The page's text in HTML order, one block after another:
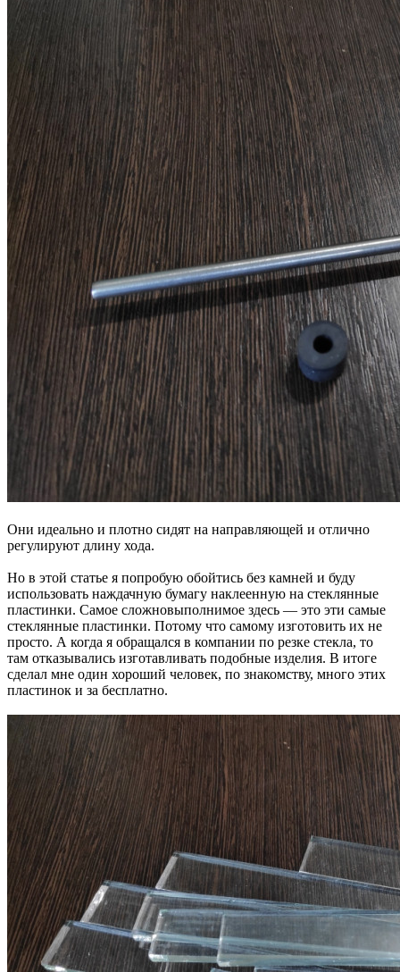
Они идеально и плотно сидят на направляющей и отлично
регулируют длину хода.
Но в этой статье я попробую обойтись без камней и буду
использовать наждачную бумагу наклеенную на стеклянные
пластинки. Самое сложновыполнимое здесь — это эти самые
стеклянные пластинки. Потому что самому изготовить их не
просто. А когда я обращался в компании по резке стекла, то
там отказывались изготавливать подобные изделия. В итоге
сделал мне один хороший человек, по знакомству, много этих
пластинок и за бесплатно.